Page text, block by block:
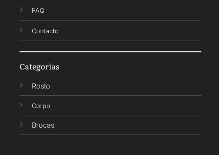
FAQ
Contacto
Categorias
Rosto
Corpo
Brocas